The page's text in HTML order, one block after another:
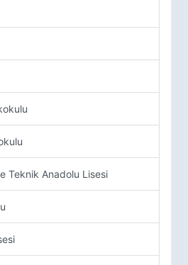
Teknik Anadolu Lisesi